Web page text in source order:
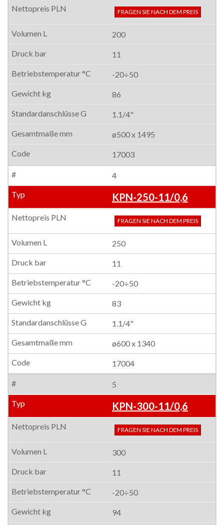
FRAGEN SIE NACH DEM PREIS
200
11
-20÷50
86
1.1/4"
ø500 x 1495
17003
4
KPN-250-11/0,6
FRAGEN SIE NACH DEM PREIS
250
11
-20÷50
83
1.1/4"
ø600 x 1340
17004
5
KPN-300-11/0,6
FRAGEN SIE NACH DEM PREIS
300
11
-20÷50
94